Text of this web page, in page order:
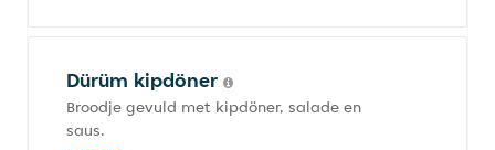
Dürüm kipdöner
Broodje gevuld met kipdöner, salade en
saus.